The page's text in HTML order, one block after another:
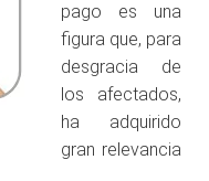
pago es una
figura que, para
desgracia de
los afectados,
ha adquirido
gran relevancia